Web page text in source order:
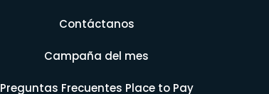
Contáctanos
Campaña del mes
Preguntas Frecuentes Place to Pay